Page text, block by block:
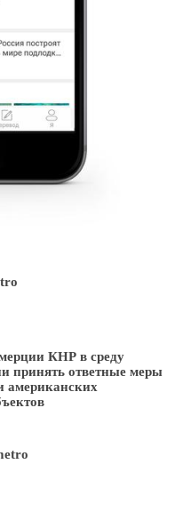
КНР в среду
принять ответные меры
американских